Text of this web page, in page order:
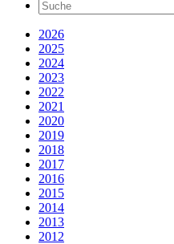
2026
2025
2024
2023
2022
2021
2020
2019
2018
2017
2016
2015
2014
2013
2012